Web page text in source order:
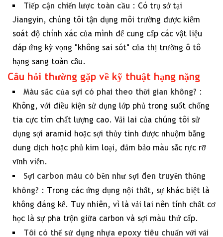
Tiếp cận chiến lược toàn cầu : Có trụ sở tại
Jiangyin, chúng tôi tận dụng môi trường được kiểm
soát độ chính xác của mình để cung cấp các vật liệu
đáp ứng kỳ vọng "không sai sót" của thị trường ô tô
hạng sang toàn cầu.
Câu hỏi thường gặp về kỹ thuật hạng nặng
Màu sắc của sợi có phai theo thời gian không? :
Không, với điều kiện sử dụng lớp phủ trong suốt chống
tia cực tím chất lượng cao. Vải lai của chúng tôi sử
dụng sợi aramid hoặc sợi thủy tinh được nhuộm bằng
dung dịch hoặc phủ kim loại, đảm bảo màu sắc rực rỡ
vĩnh viễn.
Sợi carbon màu có bền như sợi đen truyền thống
không? : Trong các ứng dụng nội thất, sự khác biệt là
không đáng kể. Tuy nhiên, vì là vải lai nên tính chất cơ
học là sự pha trộn giữa carbon và sợi màu thứ cấp.
Tôi có thể sử dụng nhựa epoxy tiêu chuẩn với vải